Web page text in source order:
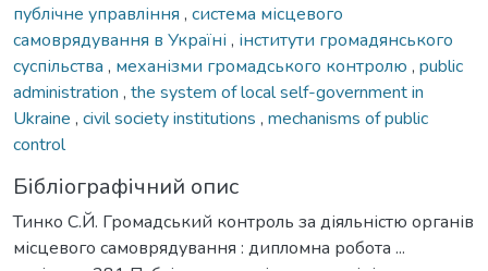
публічне управління , система місцевого
самоврядування в Україні , інститути громадянського
суспільства , механізми громадського контролю , public
administration , the system of local self-government in
Ukraine , civil society institutions , mechanisms of public
control
Бібліографічний опис
Тинко С.Й. Громадський контроль за діяльністю органів
місцевого самоврядування : дипломна робота ...